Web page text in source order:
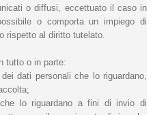
o diffusi, eccettuato il caso in
o comporta un impiego di
rispetto al diritto tutelato.
tutto o in parte:
dati personali che lo riguardano,
lo riguardano a fini di invio di